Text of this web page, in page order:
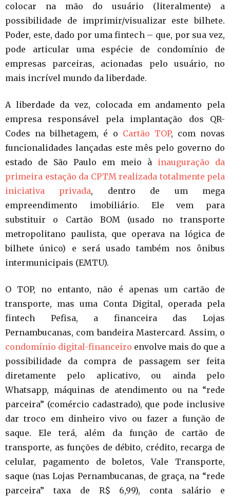
colocar na mão do usuário (literalmente) a
possibilidade de imprimir/visualizar este bilhete.
Poder, este, dado por uma fintech – que, por sua vez,
pode articular uma espécie de condomínio de
empresas parceiras, acionadas pelo usuário, no
mais incrível mundo da liberdade.
A liberdade da vez, colocada em andamento pela
empresa responsável pela implantação dos QR-
Codes na bilhetagem, é o Cartão TOP, com novas
funcionalidades lançadas este mês pelo governo do
estado de São Paulo em meio à inauguração da
primeira estação da CPTM realizada totalmente pela
iniciativa privada, dentro de um mega
empreendimento imobiliário. Ele vem para
substituir o Cartão BOM (usado no transporte
metropolitano paulista, que operava na lógica de
bilhete único) e será usado também nos ônibus
intermunicipais (EMTU).
O TOP, no entanto, não é apenas um cartão de
transporte, mas uma Conta Digital, operada pela
fintech Pefisa, a financeira das Lojas
Pernambucanas, com bandeira Mastercard. Assim, o
condomínio digital-financeiro envolve mais do que a
possibilidade da compra de passagem ser feita
diretamente pelo aplicativo, ou ainda pelo
Whatsapp, máquinas de atendimento ou na “rede
parceira” (comércio cadastrado), que pode inclusive
dar troco em dinheiro vivo ou fazer a função de
saque. Ele terá, além da função de cartão de
transporte, as funções de débito, crédito, recarga de
celular, pagamento de boletos, Vale Transporte,
saque (nas Lojas Pernambucanas, de graça, na “rede
parceira” taxa de R$ 6,99), conta salário e